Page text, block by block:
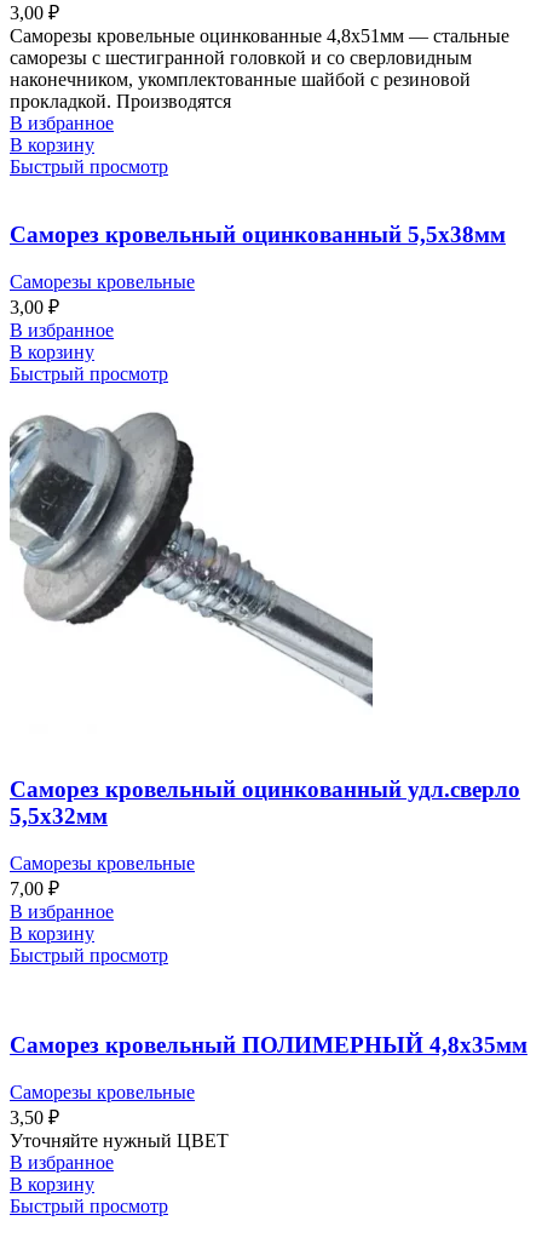
3,00 ₽
Саморезы кровельные оцинкованные 4,8х51мм — стальные
саморезы с шестигранной головкой и со сверловидным
наконечником, укомплектованные шайбой с резиновой
прокладкой. Производятся
В избранное
В корзину
Быстрый просмотр
Саморез кровельный оцинкованный 5,5х38мм
Саморезы кровельные
3,00 ₽
В избранное
В корзину
Быстрый просмотр
Саморез кровельный оцинкованный удл.сверло
5,5х32мм
Саморезы кровельные
7,00 ₽
В избранное
В корзину
Быстрый просмотр
Саморез кровельный ПОЛИМЕРНЫЙ 4,8х35мм
Саморезы кровельные
3,50 ₽
Уточняйте нужный ЦВЕТ
В избранное
В корзину
Быстрый просмотр